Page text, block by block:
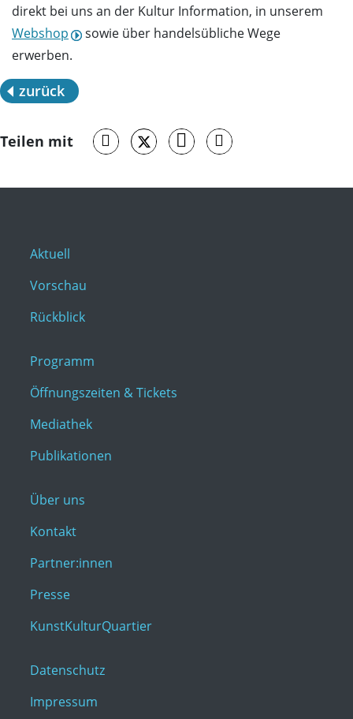
direkt bei uns an der Kultur Information, in unserem
Webshop
sowie über handelsübliche Wege
erwerben.
zurück
Teilen mit
Aktuell
Vorschau
Rückblick
Programm
Öffnungszeiten & Tickets
Mediathek
Publikationen
Über uns
Kontakt
Partner:innen
Presse
KunstKulturQuartier
Datenschutz
Impressum